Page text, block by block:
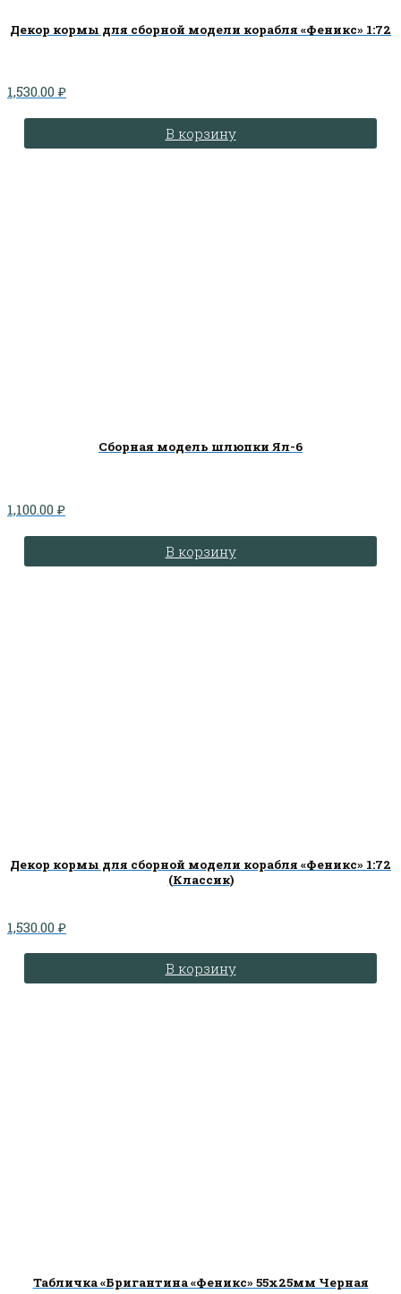
Декор кормы для сборной модели корабля «Феникс» 1:72
1,530.00 ₽
В корзину
Сборная модель шлюпки Ял-6
1,100.00 ₽
В корзину
Декор кормы для сборной модели корабля «Феникс» 1:72
(Классик)
1,530.00 ₽
В корзину
Табличка «Бригантина «Феникс» 55х25мм Черная